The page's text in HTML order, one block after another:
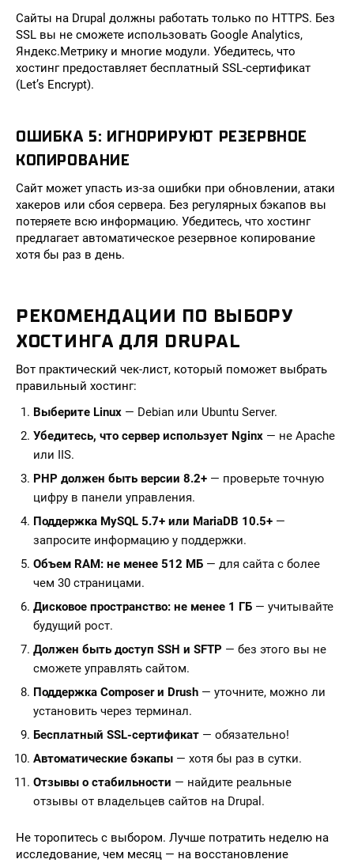
Сайты на Drupal должны работать только по HTTPS. Без
SSL вы не сможете использовать Google Analytics,
Яндекс.Метрику и многие модули. Убедитесь, что
хостинг предоставляет бесплатный SSL-сертификат
(Let’s Encrypt).
ОШИБКА 5: ИГНОРИРУЮТ РЕЗЕРВНОЕ
КОПИРОВАНИЕ
Сайт может упасть из-за ошибки при обновлении, атаки
хакеров или сбоя сервера. Без регулярных бэкапов вы
потеряете всю информацию. Убедитесь, что хостинг
предлагает автоматическое резервное копирование
хотя бы раз в день.
РЕКОМЕНДАЦИИ ПО ВЫБОРУ
ХОСТИНГА ДЛЯ DRUPAL
Вот практический чек-лист, который поможет выбрать
правильный хостинг:
Выберите Linux — Debian или Ubuntu Server.
Убедитесь, что сервер использует Nginx — не Apache
или IIS.
PHP должен быть версии 8.2+ — проверьте точную
цифру в панели управления.
Поддержка MySQL 5.7+ или MariaDB 10.5+ —
запросите информацию у поддержки.
Объем RAM: не менее 512 МБ — для сайта с более
чем 30 страницами.
Дисковое пространство: не менее 1 ГБ — учитывайте
будущий рост.
Должен быть доступ SSH и SFTP — без этого вы не
сможете управлять сайтом.
Поддержка Composer и Drush — уточните, можно ли
установить через терминал.
Бесплатный SSL-сертификат — обязательно!
Автоматические бэкапы — хотя бы раз в сутки.
Отзывы о стабильности — найдите реальные
отзывы от владельцев сайтов на Drupal.
Не торопитесь с выбором. Лучше потратить неделю на
исследование, чем месяц — на восстановление